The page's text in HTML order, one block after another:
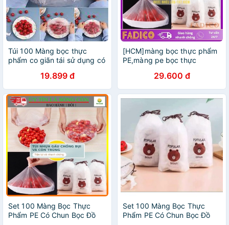
Túi 100 Màng bọc thực
phẩm co giãn tái sử dụng có
19.899 đ
[HCM]màng bọc thực phẩm
PE,màng pe bọc thực
có thun,túi gấu có chun bọc
đồ ăn co giãn-fadico
29.600 đ
Set 100 Màng Bọc Thực
Phẩm PE Có Chun Bọc Đồ
Set 100 Màng Bọc Thực
Phẩm PE Có Chun Bọc Đồ